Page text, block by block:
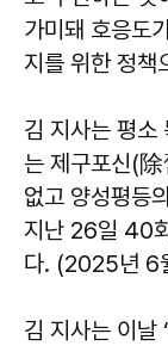
가미돼 호응도
지를 위한 정책
김 지사는 평소
는 제구포신(
없고 양성평등
지난 26일 40
다. (2025년 6
김 지사는 이날